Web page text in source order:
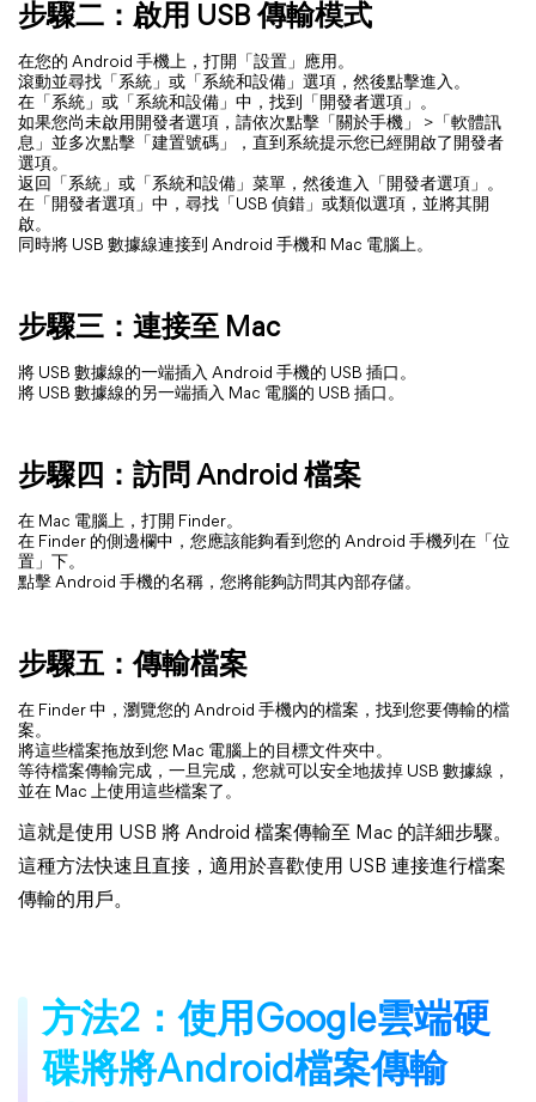
步驟二：啟用 USB 傳輸模式
在您的 Android 手機上，打開「設置」應用。
滾動並尋找「系統」或「系統和設備」選項，然後點擊進入。
在「系統」或「系統和設備」中，找到「開發者選項」。
如果您尚未啟用開發者選項，請依次點擊「關於手機」 >「軟體訊
息」並多次點擊「建置號碼」，直到系統提示您已經開啟了開發者
選項。
返回「系統」或「系統和設備」菜單，然後進入「開發者選項」。
在「開發者選項」中，尋找「USB 偵錯」或類似選項，並將其開
啟。
同時將 USB 數據線連接到 Android 手機和 Mac 電腦上。
步驟三：連接至 Mac
將 USB 數據線的一端插入 Android 手機的 USB 插口。
將 USB 數據線的另一端插入 Mac 電腦的 USB 插口。
步驟四：訪問 Android 檔案
在 Mac 電腦上，打開 Finder。
在 Finder 的側邊欄中，您應該能夠看到您的 Android 手機列在「位
置」下。
點擊 Android 手機的名稱，您將能夠訪問其內部存儲。
步驟五：傳輸檔案
在 Finder 中，瀏覽您的 Android 手機內的檔案，找到您要傳輸的檔
案。
將這些檔案拖放到您 Mac 電腦上的目標文件夾中。
等待檔案傳輸完成，一旦完成，您就可以安全地拔掉 USB 數據線，
並在 Mac 上使用這些檔案了。
這就是使用 USB 將 Android 檔案傳輸至 Mac 的詳細步驟。
這種方法快速且直接，適用於喜歡使用 USB 連接進行檔案
傳輸的用戶。
方法2：使用Google雲端硬
碟將將Android檔案傳輸